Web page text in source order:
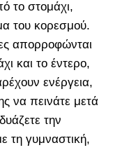
το στομάχι,
του κορεσμού.
απορροφώνται
και το έντερο,
ενέργεια,
να πεινάτε μετά
την
τη γυμναστική,